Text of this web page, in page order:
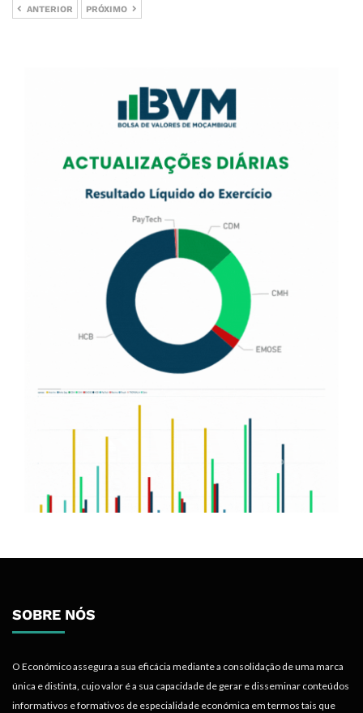
ANTERIOR PRÓXIMO
SOBRE NÓS
O Económico assegura a sua eficácia mediante a consolidação de uma marca
única e distinta, cujo valor é a sua capacidade de gerar e disseminar conteúdos
informativos e formativos de especialidade económica em termos tais que